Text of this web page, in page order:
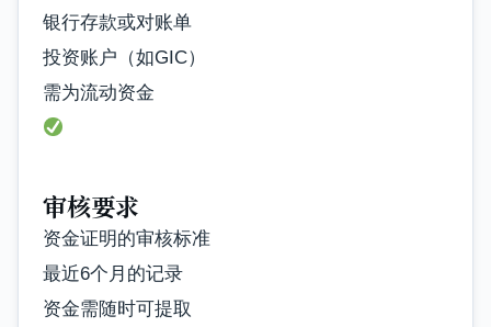
银行存款或对账单
投资账户（如GIC）
需为流动资金
审核要求
资金证明的审核标准
最近6个月的记录
资金需随时可提取